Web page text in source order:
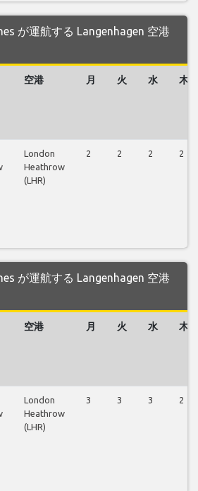
が運航する Langenhagen 空港
空港 月 火 水 木
London
Heathrow
(LHR)
2 2 2 2
が運航する Langenhagen 空港
空港 月 火 水 木
London
Heathrow
(LHR)
3 3 3 2